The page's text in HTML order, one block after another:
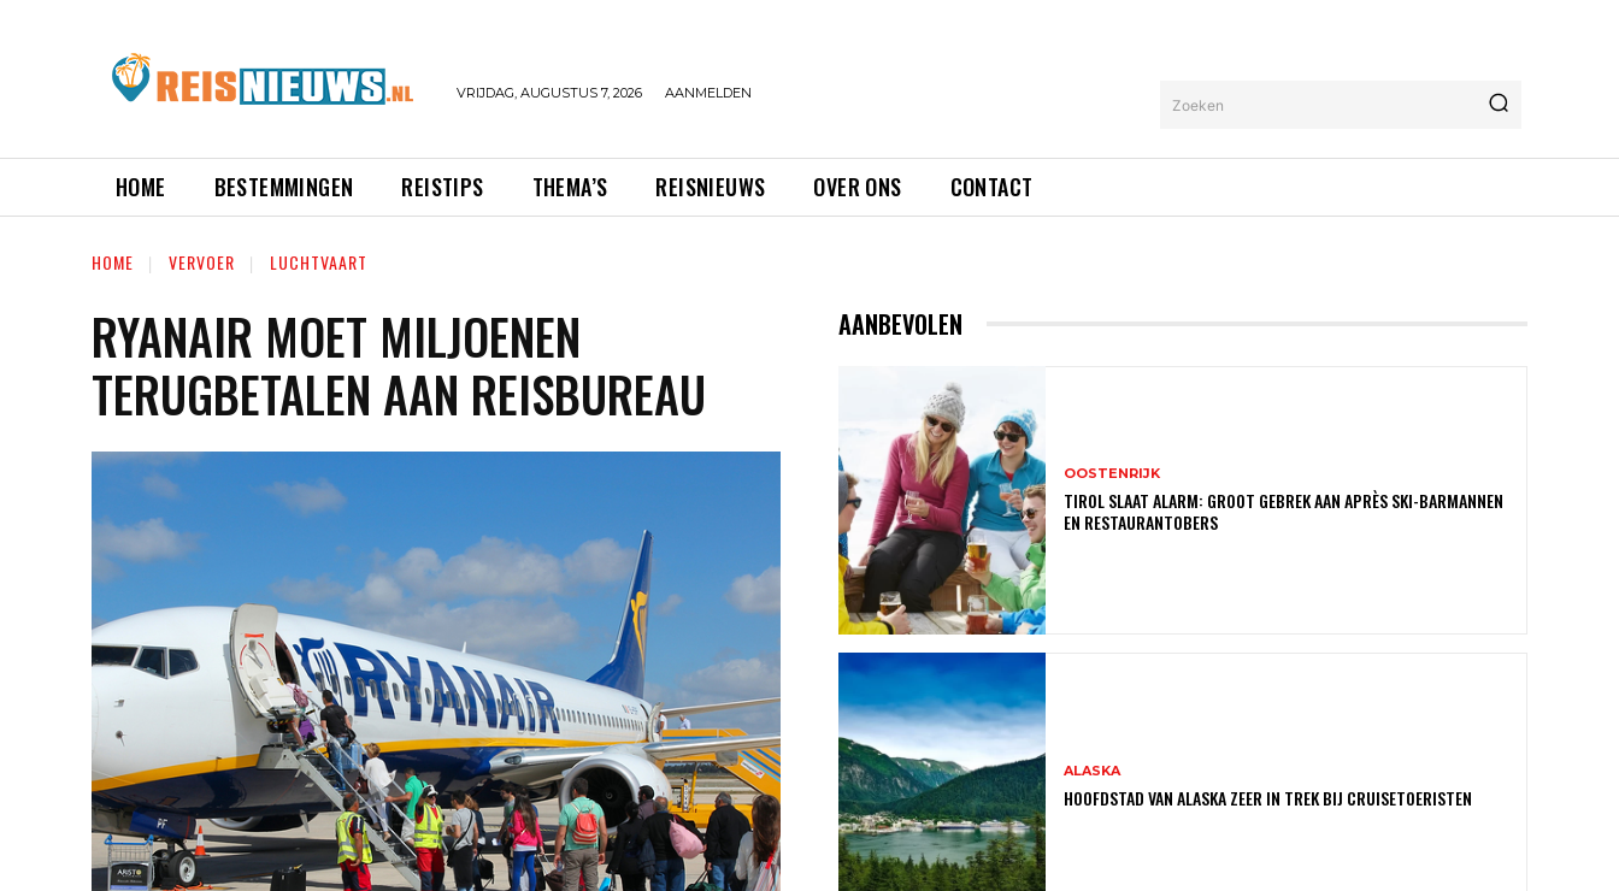
VRIJDAG, AUGUSTUS 7, 2026 AANMELDEN
Zoeken
HOME BESTEMMINGEN REISTIPS THEMA’S REISNIEUWS OVER ONS CONTACT
HOME VERVOER LUCHTVAART
RYANAIR MOET MILJOENEN
TERUGBETALEN AAN REISBUREAU
AANBEVOLEN
OOSTENRIJK
TIROL SLAAT ALARM: GROOT GEBREK AAN APRÈS SKI-BARMANNEN
EN RESTAURANTOBERS
ALASKA
HOOFDSTAD VAN ALASKA ZEER IN TREK BIJ CRUISETOERISTEN